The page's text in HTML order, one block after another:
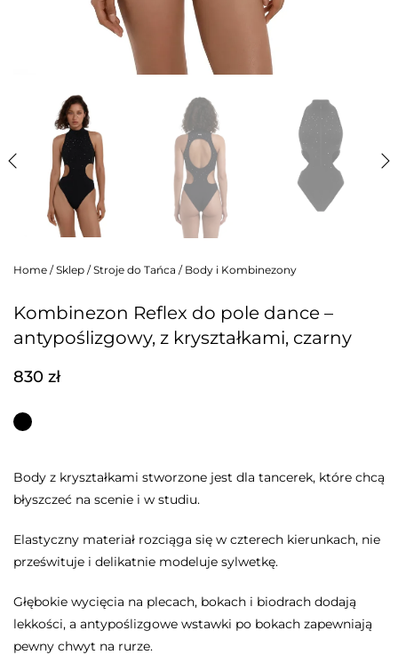
Home / Sklep / Stroje do Tańca / Body i Kombinezony
Kombinezon Reflex do pole dance –
antypoślizgowy, z kryształkami, czarny
830 zł
Body z kryształkami stworzone jest dla tancerek, które chcą
błyszczeć na scenie i w studiu.
Elastyczny materiał rozciąga się w czterech kierunkach, nie
prześwituje i delikatnie modeluje sylwetkę.
Głębokie wycięcia na plecach, bokach i biodrach dodają
lekkości, a antypoślizgowe wstawki po bokach zapewniają
pewny chwyt na rurze.